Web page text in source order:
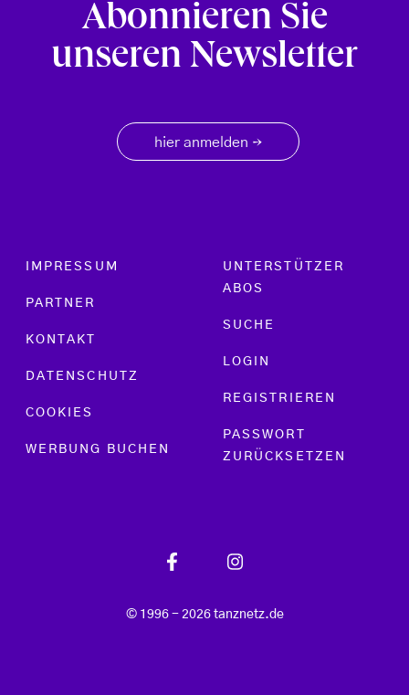
Abonnieren Sie
unseren Newsletter
hier anmelden →
Footer menu
IMPRESSUM
PARTNER
KONTAKT
DATENSCHUTZ
COOKIES
WERBUNG BUCHEN
UNTERSTÜTZER
ABOS
SUCHE
LOGIN
REGISTRIEREN
PASSWORT
ZURÜCKSETZEN
© 1996 - 2026 tanznetz.de